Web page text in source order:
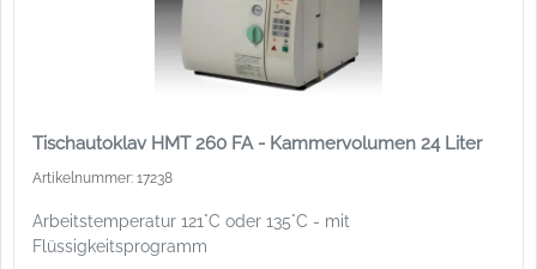
Tischautoklav HMT 260 FA - Kammervolumen 24 Liter
Artikelnummer: 17238
Arbeitstemperatur 121°C oder 135°C - mit
Flüssigkeitsprogramm